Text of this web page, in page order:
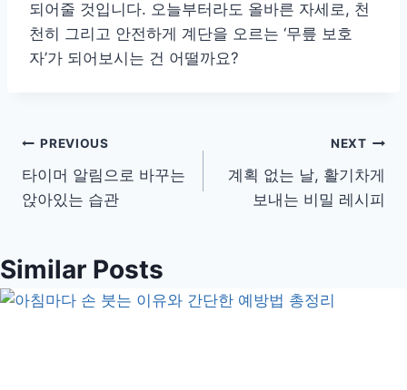
되어줄 것입니다. 오늘부터라도 올바른 자세로, 천
천히 그리고 안전하게 계단을 오르는 ‘무릎 보호
자’가 되어보시는 건 어떨까요?
글
탐
PREVIOUS
타이머 알림으로 바꾸는
앉아있는 습관
NEXT
계획 없는 날, 활기차게
보내는 비밀 레시피
Similar Posts